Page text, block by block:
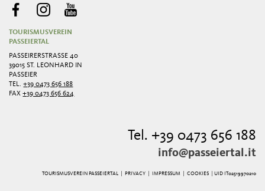
TOURISMUSVEREIN
PASSEIERTAL
PASSEIRERSTRASSE 40
39015 ST. LEONHARD IN
PASSEIER
TEL.+39 0473 656 188
FAX+39 0473 656 624
Tel. +39 0473 656 188
info@passeiertal.it
TOURISMUSVEREIN PASSEIERTAL | PRIVACY| IMPRESSUM| COOKIES | UID IT02519970210